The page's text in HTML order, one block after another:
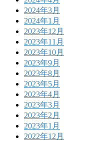
2024年3月
2024年1月
2023年12月
2023年11月
2023年10月
2023年9月
2023年8月
2023年5月
2023年4月
2023年3月
2023年2月
2023年1月
2022年12月